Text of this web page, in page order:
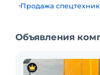
Продажа
Объявления